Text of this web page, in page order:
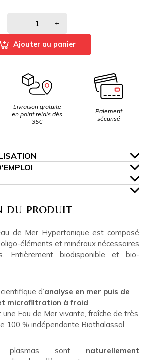
- +
Ajouter au panier
Livraison gratuite
en point relais dès
35€
Paiement
sécurisé
du produit
de Mer Hypertonique est composé
éléments et minéraux nécessaires
Entièrement biodisponible et bio-
d’analyse en mer puis de
microfiltration à froid
Eau de Mer vivante, fraîche de très
100 % indépendante Biothalassol.
plasmas sont naturellement